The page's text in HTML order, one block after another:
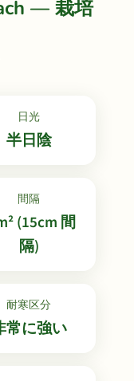
— 栽培
日光
半日陰
間隔
(15cm 間
隔)
耐寒区分
常に強い